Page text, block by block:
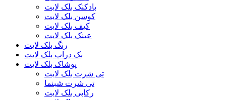
بادکنک بلک لایت
کوسن بلک لایت
کیف بلک لایت
عینک بلک لایت
رنگ بلک لایت
بک دراپ بلک لایت
پوشاک بلک لایت
تی شرت بلک لایت
تی شرت شبنما
رکابی بلک لایت